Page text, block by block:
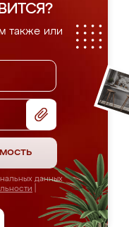
также или
данных